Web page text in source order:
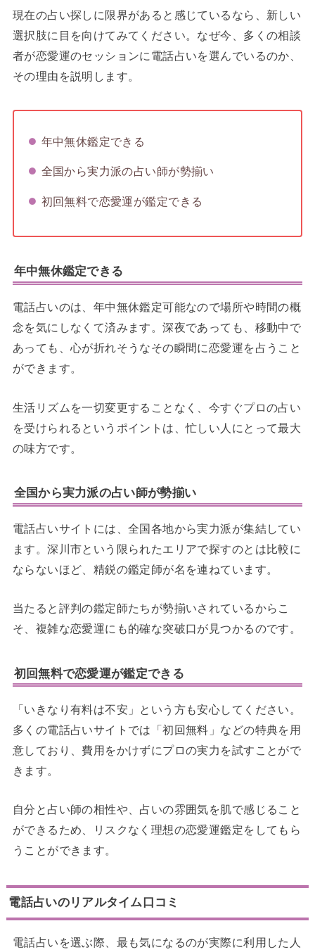
現在の占い探しに限界があると感じているなら、新しい
選択肢に目を向けてみてください。なぜ今、多くの相談
者が恋愛運のセッションに電話占いを選んでいるのか、
その理由を説明します。
年中無休鑑定できる
全国から実力派の占い師が勢揃い
初回無料で恋愛運が鑑定できる
年中無休鑑定できる
電話占いのは、年中無休鑑定可能なので場所や時間の概
念を気にしなくて済みます。深夜であっても、移動中で
あっても、心が折れそうなその瞬間に恋愛運を占うこと
ができます。
生活リズムを一切変更することなく、今すぐプロの占い
を受けられるというポイントは、忙しい人にとって最大
の味方です。
全国から実力派の占い師が勢揃い
電話占いサイトには、全国各地から実力派が集結してい
ます。深川市という限られたエリアで探すのとは比較に
ならないほど、精鋭の鑑定師が名を連ねています。
当たると評判の鑑定師たちが勢揃いされているからこ
そ、複雑な恋愛運にも的確な突破口が見つかるのです。
初回無料で恋愛運が鑑定できる
「いきなり有料は不安」という方も安心してください。
多くの電話占いサイトでは「初回無料」などの特典を用
意しており、費用をかけずにプロの実力を試すことがで
きます。
自分と占い師の相性や、占いの雰囲気を肌で感じること
ができるため、リスクなく理想の恋愛運鑑定をしてもら
うことができます。
電話占いのリアルタイム口コミ
電話占いを選ぶ際、最も気になるのが実際に利用した人